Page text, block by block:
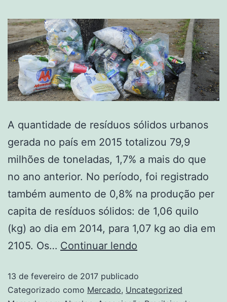
A quantidade de resíduos sólidos urbanos
gerada no país em 2015 totalizou 79,9
milhões de toneladas, 1,7% a mais do que
no ano anterior. No período, foi registrado
também aumento de 0,8% na produção per
capita de resíduos sólidos: de 1,06 quilo
(kg) ao dia em 2014, para 1,07 kg ao dia em
2105. Os… Continuar lendo
13 de fevereiro de 2017 publicado
Categorizado como Mercado, Uncategorized